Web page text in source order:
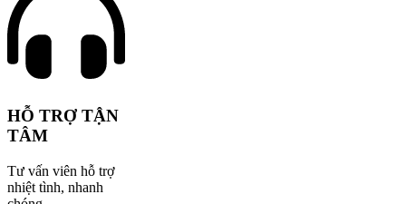
HỖ TRỢ TẬN
TÂM
Tư vấn viên hỗ trợ
nhiệt tình, nhanh